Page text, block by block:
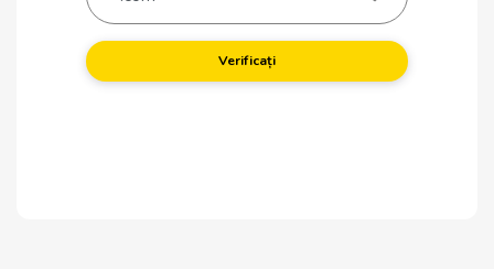
Verificați